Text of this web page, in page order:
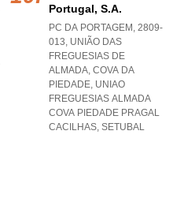
Portugal, S.a.
PC DA PORTAGEM, 2809-
013, UNIÃO DAS
FREGUESIAS DE
ALMADA, COVA DA
PIEDADE, UNIAO
FREGUESIAS ALMADA
COVA PIEDADE PRAGAL
CACILHAS, SETUBAL